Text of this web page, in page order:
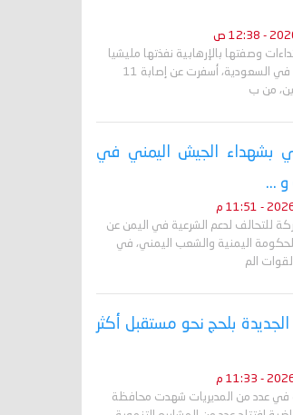
وصفتها بالإرهابية نفذتها مليشيا
الحوثي على منطقة نجران في السعودية، أسفرت عن إصابة 11
من ب
بشهداء الجيش اليمني في
...
للتحالف لدعم الشرعية في اليمن عن
اليمنية والشعب اليمني، في
الم
بلحج نحو مستقبل أكثر
في عدد من المديريات شهدت محافظة